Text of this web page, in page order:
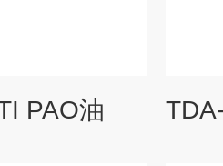
PAO油